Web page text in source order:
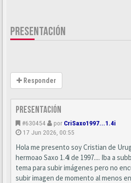
PRESENTACIÓN
Responder
Presentación
#630454 por CriSaxo1997...1.4i
17 Jun 2026, 00:55
Hola me presento soy Cristian de
hermoao Saxo 1.4i de 1997.... Iba a
tema para subir imágenes pero no
subir imagen de momento al menos